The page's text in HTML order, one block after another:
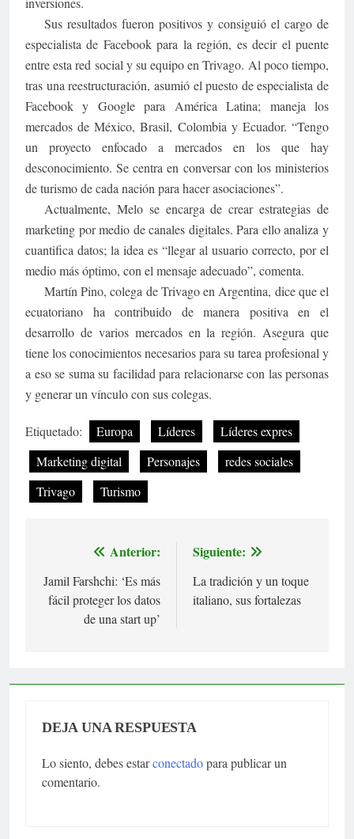
Sus resultados fueron positivos y consiguió el cargo de
especialista de Facebook para la región, es decir el puente
entre esta red social y su equipo en Trivago. Al poco tiempo,
tras una reestructuración, asumió el puesto de especialista de
Facebook y Google para América Latina; maneja los
mercados de México, Brasil, Colombia y Ecuador. “Tengo
un proyecto enfocado a mercados en los que hay
desconocimiento. Se centra en conversar con los ministerios
de turismo de cada nación para hacer asociaciones”.
Actualmente, Melo se encarga de crear estrategias de
marketing por medio de canales digitales. Para ello analiza y
cuantifica datos; la idea es “llegar al usuario correcto, por el
medio más óptimo, con el mensaje adecuado”, comenta.
Martín Pino, colega de Trivago en Argentina, dice que el
ecuatoriano ha contribuido de manera positiva en el
desarrollo de varios mercados en la región. Asegura que
tiene los conocimientos necesarios para su tarea profesional y
a eso se suma su facilidad para relacionarse con las personas
y generar un vínculo con sus colegas.
Etiquetado: Europa Líderes
Líderes expres
Marketing digital
Personajes
redes sociales
Trivago
Turismo
Navegación
de
entradas
Anterior:
Jamil Farshchi: ‘Es más
fácil proteger los datos
de una start up’
Siguiente:
La tradición y un toque
italiano, sus fortalezas
DEJA UNA RESPUESTA
Lo siento, debes estarconectadopara publicar un
comentario.